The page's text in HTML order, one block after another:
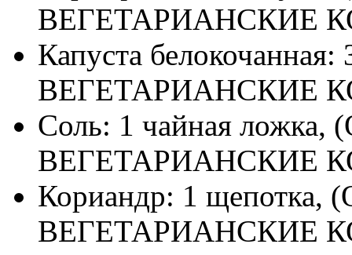
ВЕГЕТАРИАНСКИЕ
Капуста
ВЕГЕТАРИАНСКИЕ
Соль: 1 чайная
ВЕГЕТАРИАНСКИЕ
Кориандр: 1
ВЕГЕТАРИАНСКИЕ